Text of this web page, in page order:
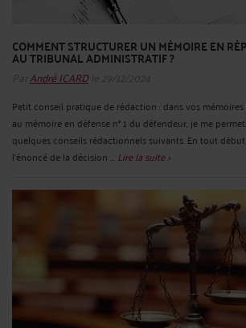
COMMENT STRUCTURER UN MÉMOIRE EN
AU TRIBUNAL ADMINISTRATIF ?
ParAndré ICARDle 29/12/2024
Petit conseil pratique de rédaction : dans vos
au mémoire en défense n° 1 du défendeur, je me
quelques conseils rédactionnels suivants. En tout
l’énoncé de la décision ... Lire la suite >